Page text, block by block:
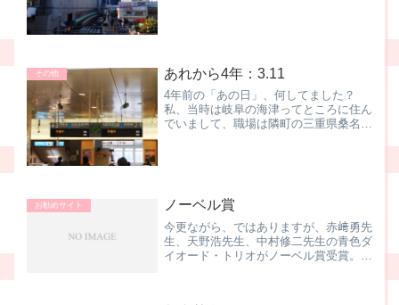
その他 あれから4年：3.11
4年前の「あの日」、何してました？
私、当時は岐阜の海津ってところに住ん
でいまして、職場は隣町の三重県桑名市
お勧めサイト ノーベル賞
今更ながら、ではありますが、赤﨑勇先
生、天野浩先生、中村修二先生の青色ダ
イオード・トリオがノーベル賞受賞。お